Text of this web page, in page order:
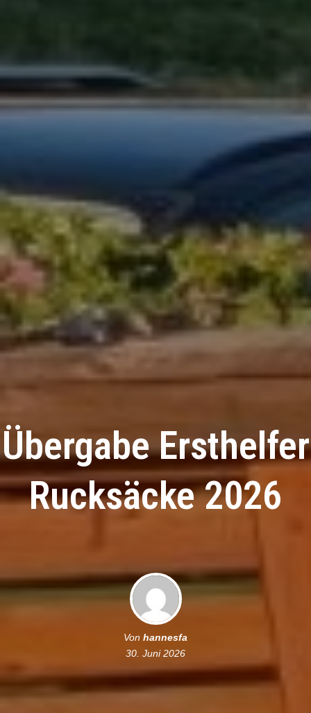
Übergabe Ersthelfer
Rucksäcke 2026
Von hannesfa
30. Juni 2026